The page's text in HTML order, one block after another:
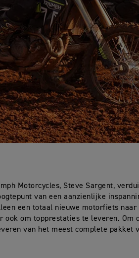
Motorcycles, Steve Sargent,
van een aanzienlijke
een totaal nieuwe motorfiets naar
ook om topprestaties te leveren. Om
van het meest complete pakket